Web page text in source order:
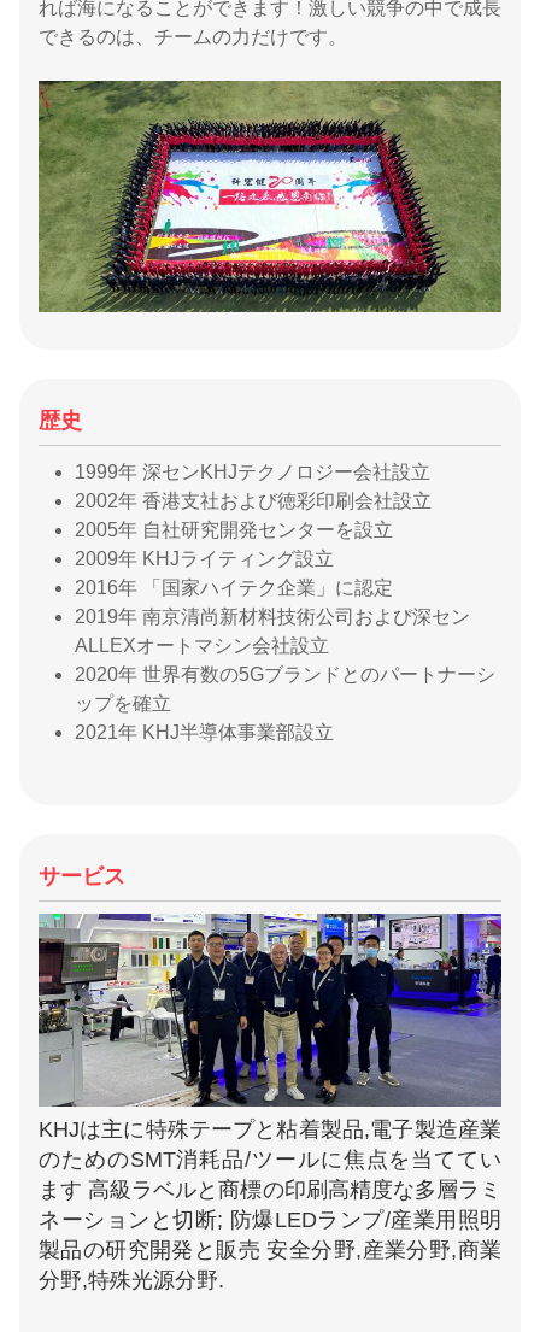
れば海になることができます！激しい競争の中で成長
できるのは、チームの力だけです。
歴史
1999年 深センKHJテクノロジー会社設立
2002年 香港支社および徳彩印刷会社設立
2005年 自社研究開発センターを設立
2009年 KHJライティング設立
2016年 「国家ハイテク企業」に認定
2019年 南京清尚新材料技術公司および深セン
ALLEXオートマシン会社設立
2020年 世界有数の5Gブランドとのパートナーシ
ップを確立
2021年 KHJ半導体事業部設立
サービス
KHJは主に特殊テープと粘着製品,電子製造産業
のためのSMT消耗品/ツールに焦点を当ててい
ます 高級ラベルと商標の印刷高精度な多層ラミ
ネーションと切断; 防爆LEDランプ/産業用照明
製品の研究開発と販売 安全分野,産業分野,商業
分野,特殊光源分野.